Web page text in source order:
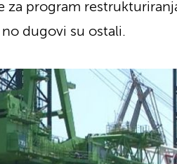
za program
dugovi su ostali.